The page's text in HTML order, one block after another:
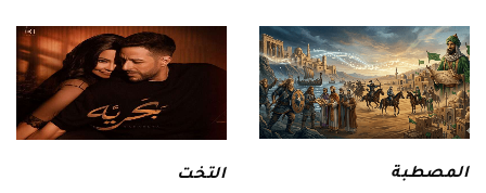
المصطبة التخت